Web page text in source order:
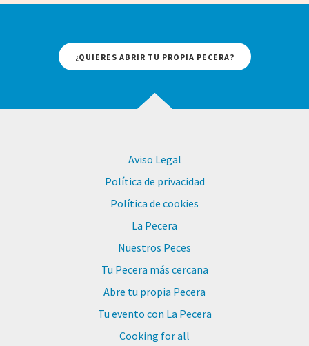
¿QUIERES ABRIR TU PROPIA PECERA?
Aviso Legal
Política de privacidad
Política de cookies
La Pecera
Nuestros Peces
Tu Pecera más cercana
Abre tu propia Pecera
Tu evento con La Pecera
Cooking for all